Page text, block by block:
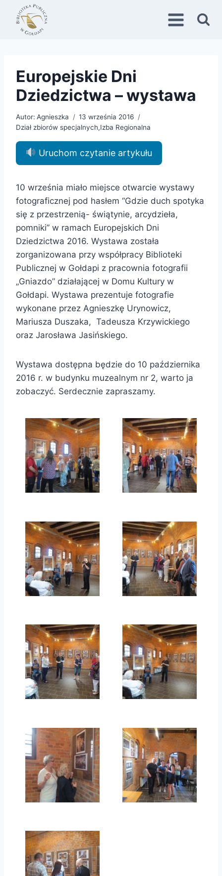
Przejdź
treści
Europejskie Dni
Dziedzictwa – wystawa
Autor: Agnieszka
13 września 2016
Dział zbiorów specjalnych,Izba Regionalna
Uruchom czytanie artykułu
10 września miało miejsce otwarcie wystawy
fotograficznej pod hasłem “Gdzie duch spotyka
się z przestrzenią- świątynie, arcydzieła,
pomniki” w ramach Europejskich Dni
Dziedzictwa 2016. Wystawa została
zorganizowana przy współpracy Biblioteki
Publicznej w Gołdapi z pracownia fotografii
„Gniazdo” działającej w Domu Kultury w
Gołdapi. Wystawa prezentuje fotografie
wykonane przez Agnieszkę Urynowicz,
Mariusza Duszaka, Tadeusza Krzywickiego
oraz Jarosława Jasińskiego.
Wystawa dostępna będzie do 10 października
2016 r. w budynku muzealnym nr 2, warto ja
zobaczyć. Serdecznie zapraszamy.